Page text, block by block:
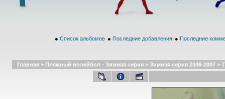
● Список альбомов ● Последние добавления ● Последние
Главная > Пляжный волейбол - Зимняя серия > Зимняя серия 2006-2007 >